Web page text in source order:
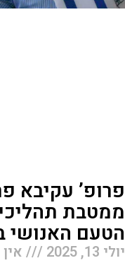
עקיבא
האנושי
13, 2025 אין